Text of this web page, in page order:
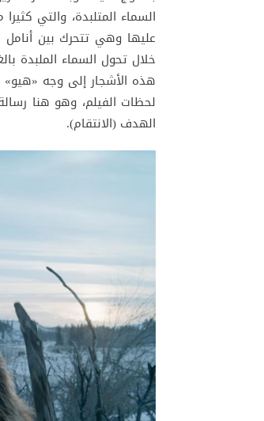
السماء المتلبدة، والتي
عليها وهي تتحرك بين أنامل
خلال تحول السماء الملبدة
هذه الأشجار إلى وجه
لحظات الفيلم، وهو هنا
الهدف (الانتقام).